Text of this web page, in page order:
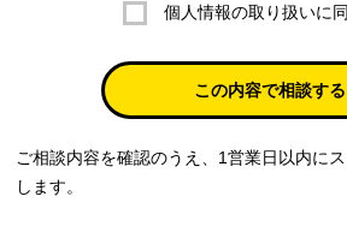
株式会社ラブ・ラボ
電話：087-847-2000
電子メール：info@rub-lab.com
３. 個人情報（保有個人データを含む）の利
個人情報の取り扱いに同
この内容で相談する
ご相談内容を確認のうえ、1営業日以内に
します。